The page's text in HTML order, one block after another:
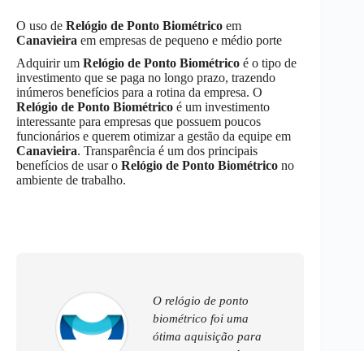
O uso de Relógio de Ponto Biométrico em
Canavieira em empresas de pequeno e médio porte
Adquirir um Relógio de Ponto Biométrico é o tipo de
investimento que se paga no longo prazo, trazendo
inúmeros benefícios para a rotina da empresa. O
Relógio de Ponto Biométrico é um investimento
interessante para empresas que possuem poucos
funcionários e querem otimizar a gestão da equipe em
Canavieira. Transparência é um dos principais
benefícios de usar o Relógio de Ponto Biométrico no
ambiente de trabalho.
O relógio de ponto
biométrico foi uma
ótima aquisição para